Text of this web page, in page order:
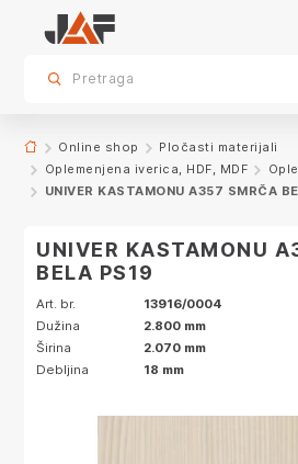
sr.skip-to.main-content
sr.skip-to.table-of-contents
sr.skip-to.main-navigation
Dodatna oprema
Specifikacije
Karakteristike
Pretraga
Online shop
Pločasti materijali
Oplemenjena iverica, HDF, MDF
UNIVER KASTAMONU A357 SMRČA
UNIVER KASTAMONU
BELA PS19
Art. br.
13916/0004
Dužina
2.800 mm
Širina
2.070 mm
Debljina
18 mm